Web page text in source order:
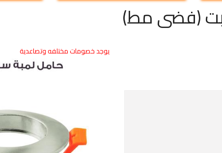
(فضى مط)
يوجد خصومات مختلفه وتصاعدية